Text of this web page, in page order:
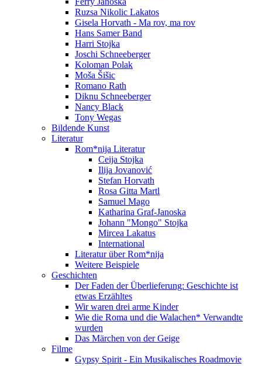
Ruzsa Nikolic Lakatos
Gisela Horvath - Ma rov, ma rov
Hans Samer Band
Harri Stojka
Joschi Schneeberger
Koloman Polak
Moša Šišic
Romano Rath
Diknu Schneeberger
Nancy Black
Tony Wegas
Bildende Kunst
Literatur
Rom*nija Literatur
Ceija Stojka
Ilija Jovanović
Stefan Horvath
Rosa Gitta Martl
Samuel Mago
Katharina Graf-Janoska
Johann "Mongo" Stojka
Mircea Lakatus
International
Literatur über Rom*nija
Weitere Beispiele
Geschichten
Der Faden der Überlieferung: Geschichte ist
etwas Erzähltes
Wir waren drei arme Kinder
Wie die Roma und die Walachen* Verwandte
wurden
Das Märchen von der Geige
Filme
Gypsy Spirit - Ein Musikalisches Roadmovie